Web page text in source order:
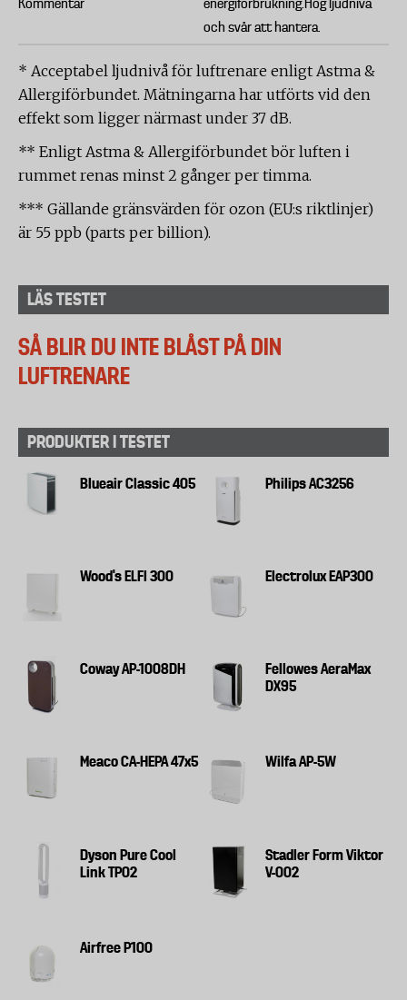
Kommentar
energiförbrukning.Hög ljudnivå
och svår att hantera.
* Acceptabel ljudnivå för luftrenare enligt Astma &
Allergiförbundet. Mätningarna har utförts vid den
effekt som ligger närmast under 37 dB.
** Enligt Astma & Allergiförbundet bör luften i
rummet renas minst 2 gånger per timma.
*** Gällande gränsvärden för ozon (EU:s riktlinjer)
är 55 ppb (parts per billion).
LÄS TESTET
SÅ BLIR DU INTE BLÅST PÅ DIN
LUFTRENARE
PRODUKTER I TESTET
Blueair Classic 405 Philips AC3256
Wood's ELFI 300 Electrolux EAP300
Coway AP-1008DH
Fellowes AeraMax
DX95
Meaco CA-HEPA 47x5 Wilfa AP-5W
Dyson Pure Cool
Link TP02
Stadler Form Viktor
V-002
Airfree P100